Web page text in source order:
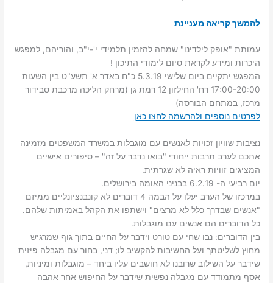
להמשך קריאה מעניינת
עמותת "אופק לילדינו" שמחה להזמין תלמידי י'-י"ב, והוריהם, למפגש
היכרות ומידע לקראת סיום לימודי התיכון !
המפגש יתקיים
ביום שלישי 5.3.19 כ"ח באדר א' תשע"ט בין השעות
17:00-20:00 רח' החילזון 12 רמת גן
(מרחק הליכה מרכבת סבידור
מרכז, במתחם הבורסה)
לפרטים נוספים ולהרשמה לחצו כאן
נציבות שוויון זכויות לאנשים עם מוגבלות במשרד המשפטים מזמינה
אתכם לערב תרבות ייחודי "בואו נדבר על זה" – סיפורים אישיים
המציגים זוויות ראיה לא שגרתית.
יום רביעי ה- 6.2.19 בבניני האומה בירושלים.
במרכזו של הערב יעלו על הבמה 4 דוברים לא קונבנציונליים ממיזם
"אנשים שבדרך כלל לא מרצים" וישתפו את הקהל באמיתות שלהם.
כל הדוברים הם אנשים עם מוגבלות.
בין הדוברים: נבו שחי עם טורט וידבר על החיים בתוך גוף שמרגיש
מחוץ לשליטתך ועל החשיבות להקשיב לו; דני, בחור עם מגבלה פיזית
שידבר על השילוב שרובנו לא חושבים עליו ביחד – מוגבלות ומיניות,
אסף מתמודד עם מגבלה נפשית שידבר על החיפוש אחר אהבה